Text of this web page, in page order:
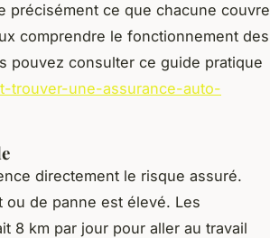
précisément ce que chacune couvre
comprendre le fonctionnement des
pouvez consulter ce guide pratique
trouver-une-assurance-auto-
directement le risque assuré.
ou de panne est élevé. Les
8 km par jour pour aller au travail